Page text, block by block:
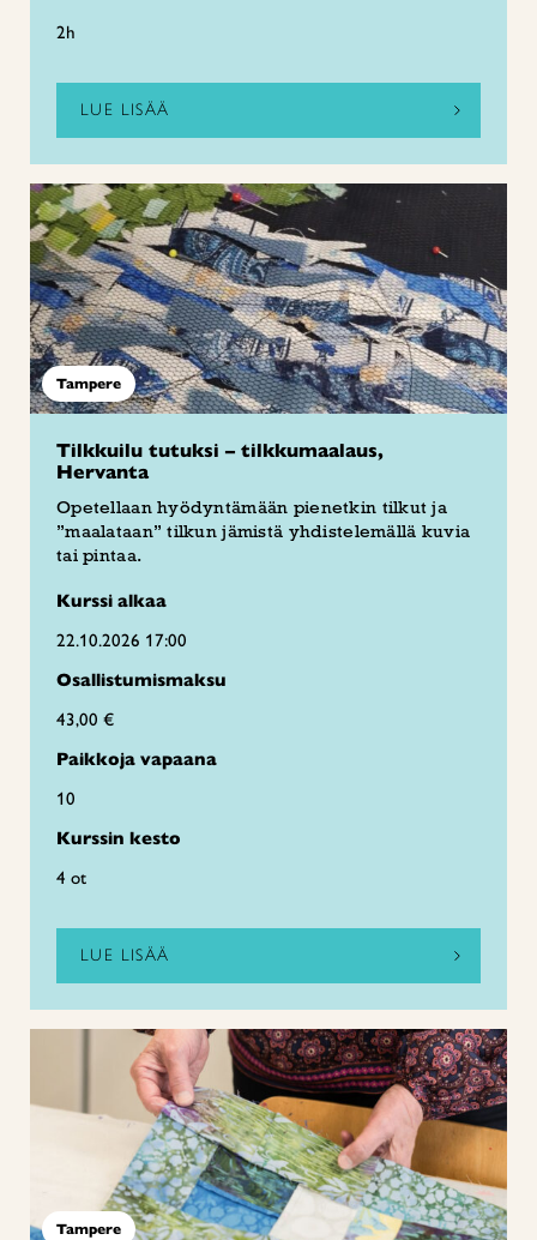
2h
LUE LISÄÄ
Tampere
Tilkkuilu tutuksi – tilkkumaalaus,
Hervanta
Opetellaan hyödyntämään pienetkin tilkut ja
”maalataan” tilkun jämistä yhdistelemällä kuvia
tai pintaa.
Kurssi alkaa
22.10.2026 17:00
Osallistumismaksu
43,00 €
Paikkoja vapaana
10
Kurssin kesto
4 ot
LUE LISÄÄ
Tampere